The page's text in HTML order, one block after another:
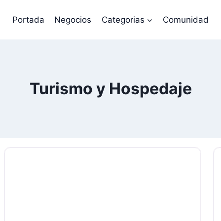
Portada Negocios Categorias Comunidad
Turismo y Hospedaje